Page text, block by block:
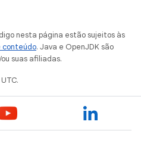
nesta página estão sujeitos às
conteúdo. Java e OpenJDK são
suas afiliadas.